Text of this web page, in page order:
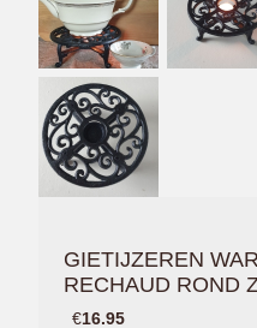
GIETIJZEREN
RECHAUD ROND
€16.95